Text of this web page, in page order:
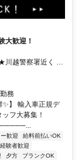
大歓迎！
川越警察署近く ★
務
】 輸入車正規デ
フ大募集！
歓迎
給料前払いOK
験者歓迎
夕方
ブランクOK